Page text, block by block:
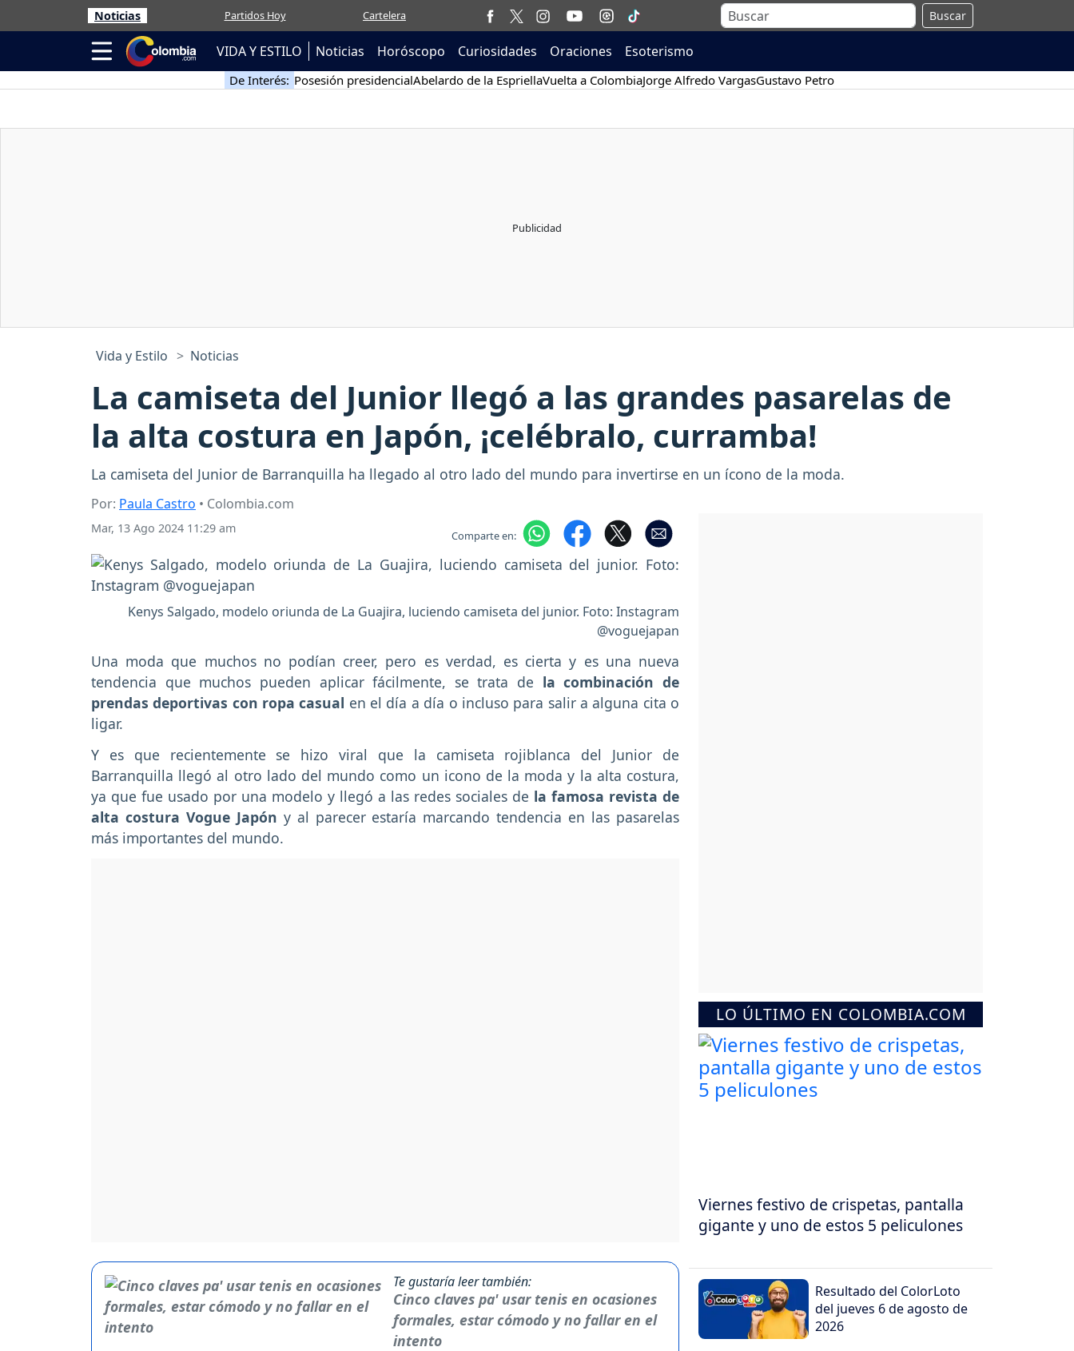
Noticias Partidos Hoy Cartelera Buscar
VIDA Y ESTILO Noticias Horóscopo Curiosidades Oraciones Esoterismo
De Interés: Posesión presidencialAbelardo de la EspriellaVuelta a ColombiaJorge Alfredo VargasGustavo Petro
Vida y Estilo Noticias
La camiseta del Junior llegó a las grandes pasarelas de
la alta costura en Japón, ¡celébralo, curramba!
La camiseta del Junior de Barranquilla ha llegado al otro lado del mundo para invertirse en un ícono de la moda.
Por: Paula Castro • Colombia.com
Mar, 13 Ago 2024 11:29 am Comparte en:
Kenys Salgado, modelo oriunda de La Guajira, luciendo camiseta del junior. Foto: Instagram
@voguejapan
Una moda que muchos no podían creer, pero es verdad, es cierta y es una nueva
tendencia que muchos pueden aplicar fácilmente, se trata de la combinación de
prendas deportivas con ropa casual en el día a día o incluso para salir a alguna cita o
ligar.
Y es que recientemente se hizo viral que la camiseta rojiblanca del Junior de
Barranquilla llegó al otro lado del mundo como un icono de la moda y la alta costura,
ya que fue usado por una modelo y llegó a las redes sociales de la famosa revista de
alta costura Vogue Japón y al parecer estaría marcando tendencia en las pasarelas
más importantes del mundo.
Te gustaría leer también:
Cinco claves pa' usar tenis en ocasiones
formales, estar cómodo y no fallar en el
intento
LO ÚLTIMO EN COLOMBIA.COM
Viernes festivo de crispetas, pantalla
gigante y uno de estos 5 peliculones
Resultado del ColorLoto
del jueves 6 de agosto de
2026